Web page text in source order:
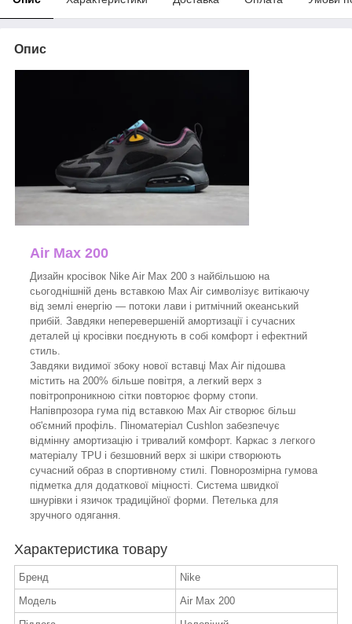
Опис
Air Max 200
Дизайн кросівок Nike Air Max 200 з найбільшою на
сьогоднішній день вставкою Max Air символізує витікаючу
від землі енергію — потоки лави і ритмічний океанський
прибій. Завдяки неперевершеній амортизації і сучасних
деталей ці кросівки поєднують в собі комфорт і ефектний
стиль.
Завдяки видимої збоку нової вставці Max Air підошва
містить на 200% більше повітря, а легкий верх з
повітропроникною сітки повторює форму стопи.
Напівпрозора гума під вставкою Max Air створює більш
об'ємний профіль. Піноматеріал Cushlon забезпечує
відмінну амортизацію і тривалий комфорт. Каркас з легкого
матеріалу TPU і безшовний верх зі шкіри створюють
сучасний образ в спортивному стилі. Повнорозмірна гумова
підметка для додаткової міцності. Система швидкої
шнурівки і язичок традиційної форми. Петелька для
зручного одягання.
Характеристика товару
Бренд
Nike
Модель
Air Max 200